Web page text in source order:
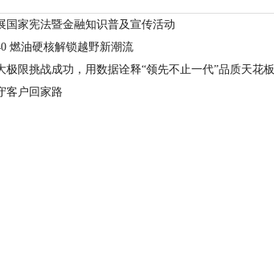
国家宪法暨金融知识普及宣传活动
燃油硬核解锁越野新潮流
极限挑战成功，用数据诠释“领先不止一代”品质天花板
客户回家路